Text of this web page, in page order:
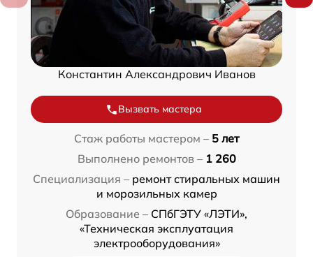
Константин Александрович Иванов
Вызвать мастера
Стаж работы мастером – 5 лет
Выполнено ремонтов – 1 260
Специализация – ремонт стиральных машин
и морозильных камер
Образование – СПбГЭТУ «ЛЭТИ»,
«Техническая эксплуатация
электрооборудования»